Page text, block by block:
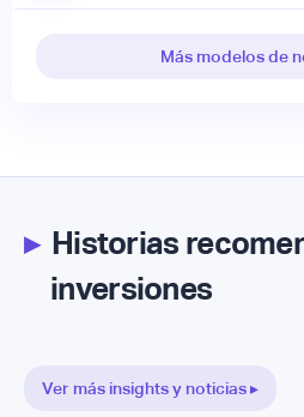
Más modelos de
▸Historias
inversiones
Ver más insights y noticias ▸